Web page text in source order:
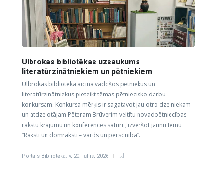
Ulbrokas bibliotēkas uzsaukums
literatūrzinātniekiem un pētniekiem
Ulbrokas bibliotēka aicina vadošos pētniekus un
literatūrzinātniekus pieteikt tēmas pētniecisko darbu
konkursam. Konkursa mērķis ir sagatavot jau otro dzejniekam
un atdzejotājam Pēteram Brūverim veltītu novadpētniecības
rakstu krājumu un konferences saturu, izvēršot jaunu tēmu
“Raksti un domraksti – vārds un personība”.
Portāls Bibliotēka.lv, 20. jūlijs, 2026